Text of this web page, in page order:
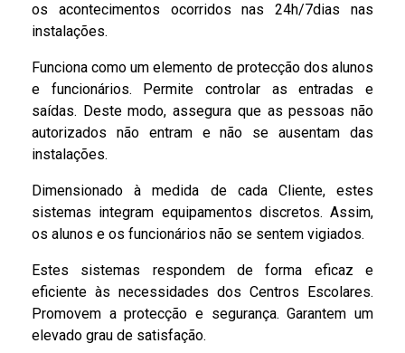
os acontecimentos ocorridos nas 24h/7dias nas
instalações.
Funciona como um elemento de protecção dos alunos
e funcionários. Permite controlar as entradas e
saídas. Deste modo, assegura que as pessoas não
autorizados não entram e não se ausentam das
instalações.
Dimensionado à medida de cada Cliente, estes
sistemas integram equipamentos discretos. Assim,
os alunos e os funcionários não se sentem vigiados.
Estes sistemas respondem de forma eficaz e
eficiente às necessidades dos Centros Escolares.
Promovem a protecção e segurança. Garantem um
elevado grau de satisfação.